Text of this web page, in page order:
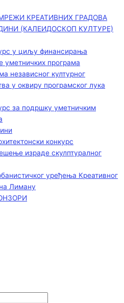
КРЕАТИВНИХ ГРАДОВА
(КАЛЕИДОСКОП КУЛТУРЕ)
у циљу финансирања
уметничких програма
независног културног
у оквиру програмског лука
за подршку уметничким
конкурс
израде скулптуралног
уређења Креативног
Лиману